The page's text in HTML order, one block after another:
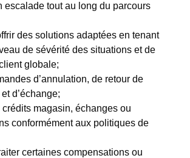
escalade tout au long du parcours
des solutions adaptées en tenant
de sévérité des situations et de
globale;
d’annulation, de retour de
d’échange;
crédits magasin, échanges ou
conformément aux politiques de
certaines compensations ou